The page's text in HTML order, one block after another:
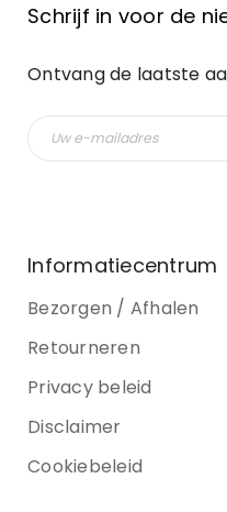
Schrijf in voor de
Ontvang de laatste
Informatiecentrum
Bezorgen / Afhalen
Retourneren
Privacy beleid
Disclaimer
Cookiebeleid